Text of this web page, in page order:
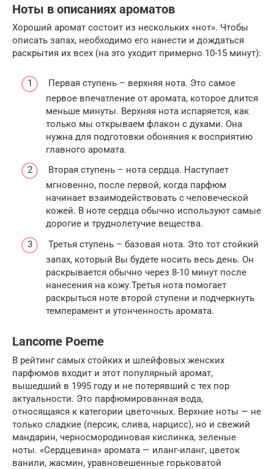
Ноты в описаниях ароматов
Хороший аромат состоит из нескольких «нот». Чтобы
описать запах, необходимо его нанести и дождаться
раскрытия их всех (на это уходит примерно 10-15 минут):
Первая ступень – верхняя нота. Это самое
первое впечатление от аромата, которое длится
меньше минуты. Верхняя нота испаряется, как
только мы открываем флакон с духами. Она
нужна для подготовки обоняния к восприятию
главного аромата.
Вторая ступень – нота сердца. Наступает
мгновенно, после первой, когда парфюм
начинает взаимодействовать с человеческой
кожей. В ноте сердца обычно используют самые
дорогие и труднолетучие вещества.
Третья ступень – базовая нота. Это тот стойкий
запах, который Вы будете носить весь день. Он
раскрывается обычно через 8-10 минут после
нанесения на кожу.Третья нота помогает
раскрыться ноте второй ступени и подчеркнуть
темперамент и утонченность аромата.
Lancome Poeme
В рейтинг самых стойких и шлейфовых женских
парфюмов входит и этот популярный аромат,
вышедший в 1995 году и не потерявший с тех пор
актуальности. Это парфюмированная вода,
относящаяся к категории цветочных. Верхние ноты — не
только сладкие (персик, слива, нарцисс), но и свежий
мандарин, черносмородиновая кислинка, зеленые
ноты. «Сердцевина» аромата — иланг-иланг, цветок
ванили, жасмин, уравновешенные горьковатой